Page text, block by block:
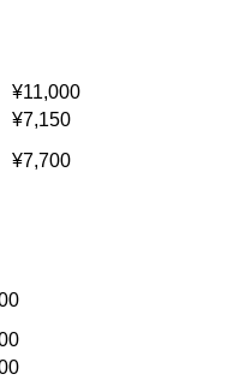
¥11,000
¥7,150
¥7,700